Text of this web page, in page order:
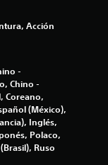
r
a
s
Acción
-
Chino -
Coreano,
(México),
Inglés,
Polaco,
Ruso